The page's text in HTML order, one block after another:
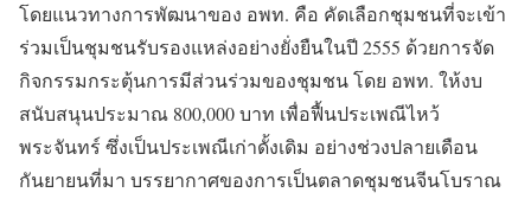
โดยแนวทางการพัฒนาของ อพท. คือ คัดเลือกชุมชนที่จะเข้า
ร่วมเป็นชุมชนรับรองแหล่งอย่างยั่งยืนในปี 2555 ด้วยการจัด
กิจกรรมกระตุ้นการมีส่วนร่วมของชุมชน โดย อพท. ให้งบ
สนับสนุนประมาณ 800,000 บาท เพื่อฟื้นประเพณีไหว้
พระจันทร์ ซึ่งเป็นประเพณีเก่าดั้งเดิม อย่างช่วงปลายเดือน
กันยายนที่มา บรรยากาศของการเป็นตลาดชุมชนจีนโบราณ